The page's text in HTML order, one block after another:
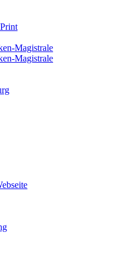
Print
Magistrale
Magistrale